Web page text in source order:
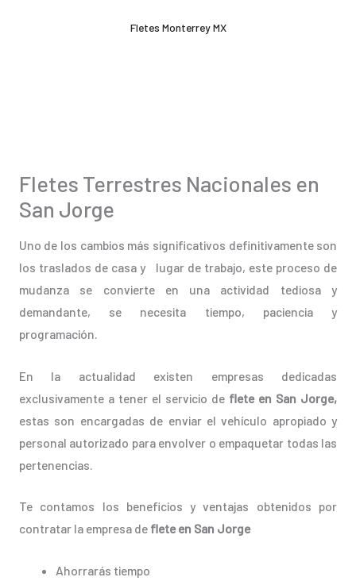
Fletes Monterrey MX
Fletes Terrestres Nacionales en
San Jorge
Uno de los cambios más significativos definitivamente son
los traslados de casa y lugar de trabajo, este proceso de
mudanza se convierte en una actividad tediosa y
demandante, se necesita tiempo, paciencia y
programación.
En la actualidad existen empresas dedicadas
exclusivamente a tener el servicio de flete en San Jorge,
estas son encargadas de enviar el vehículo apropiado y
personal autorizado para envolver o empaquetar todas las
pertenencias.
Te contamos los beneficios y ventajas obtenidos por
contratar la empresa de flete en San Jorge
Ahorrarás tiempo